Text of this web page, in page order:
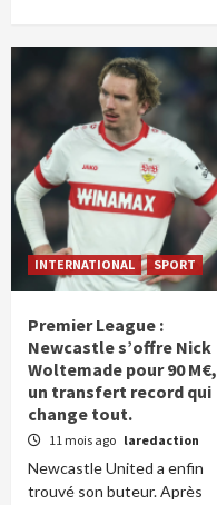
INTERNATIONAL SPORT
Premier League :
Newcastle s’offre Nick
Woltemade pour 90 M€,
un transfert record qui
change tout.
11 mois ago laredaction
Newcastle United a enfin
trouvé son buteur. Après